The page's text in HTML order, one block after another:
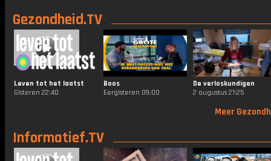
Gezondheid.TV
Leven tot het laatst
Gisteren 22:40
Boos
Eergisteren 09:00
De verloskundigen
2 augustus 21:25
Meer
Informatief.TV